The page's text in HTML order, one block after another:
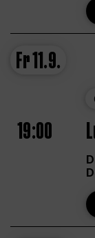
Fr11.9.
19:00